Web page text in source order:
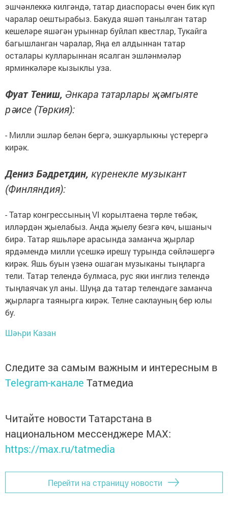
эшчәнлеккә килгәндә, татар диаспорасы өчен бик күп
чаралар оештырабыз. Бакуда яшәп танылган татар
кешеләре яшәгән урыннар буйлап квестлар, Тукайга
багышланган чаралар, Яңа ел алдыннан татар
осталары кулларыннан ясалган эшләнмәләр
ярминкәләре кызыклы уза.
Фуат Тениш, Әнкара татарлары җәмгыяте
рәисе (Төркия):
- Милли эшләр белән бергә, эшкуарлыкны үстерергә
кирәк.
Дениз Бәдретдин, күренекле музыкант
(Финляндия):
- Татар конгрессының VI корылтаена төрле төбәк,
илләрдән җыелабыз. Анда җыелу безгә көч, ышаныч
бирә. Татар яшьләре арасында заманча җырлар
ярдәмендә милли үсешкә ирешү турында сөйләшергә
кирәк. Яшь буын үзенә ошаган музыканы тыңларга
тели. Татар телендә булмаса, рус яки инглиз телендә
тыңлаячак ул аны. Шуңа да татар телендәге заманча
җырларга таянырга кирәк. Телне саклауның бер юлы
бу.
Шәһри Казан
Следите за самым важным и интересным в
Telegram-канале Татмедиа
Читайте новости Татарстана в
национальном мессенджере MАХ:
https://max.ru/tatmedia
Перейти на страницу новости